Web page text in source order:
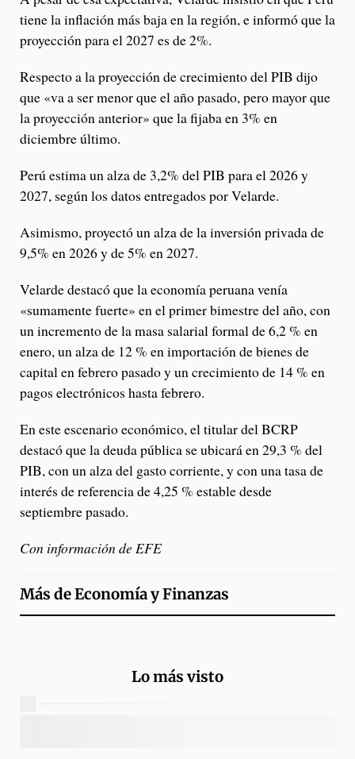
tiene la inflación más baja en la región, e informó que la
proyección para el 2027 es de 2%.
Respecto a la proyección de crecimiento del PIB dijo
que «va a ser menor que el año pasado, pero mayor que
la proyección anterior» que la fijaba en 3% en
diciembre último.
Perú estima un alza de 3,2% del PIB para el 2026 y
2027, según los datos entregados por Velarde.
Asimismo, proyectó un alza de la inversión privada de
9,5% en 2026 y de 5% en 2027.
Velarde destacó que la economía peruana venía
«sumamente fuerte» en el primer bimestre del año, con
un incremento de la masa salarial formal de 6,2 % en
enero, un alza de 12 % en importación de bienes de
capital en febrero pasado y un crecimiento de 14 % en
pagos electrónicos hasta febrero.
En este escenario económico, el titular del BCRP
destacó que la deuda pública se ubicará en 29,3 % del
PIB, con un alza del gasto corriente, y con una tasa de
interés de referencia de 4,25 % estable desde
septiembre pasado.
Con información de EFE
Más deEconomía y Finanzas
Lo más visto